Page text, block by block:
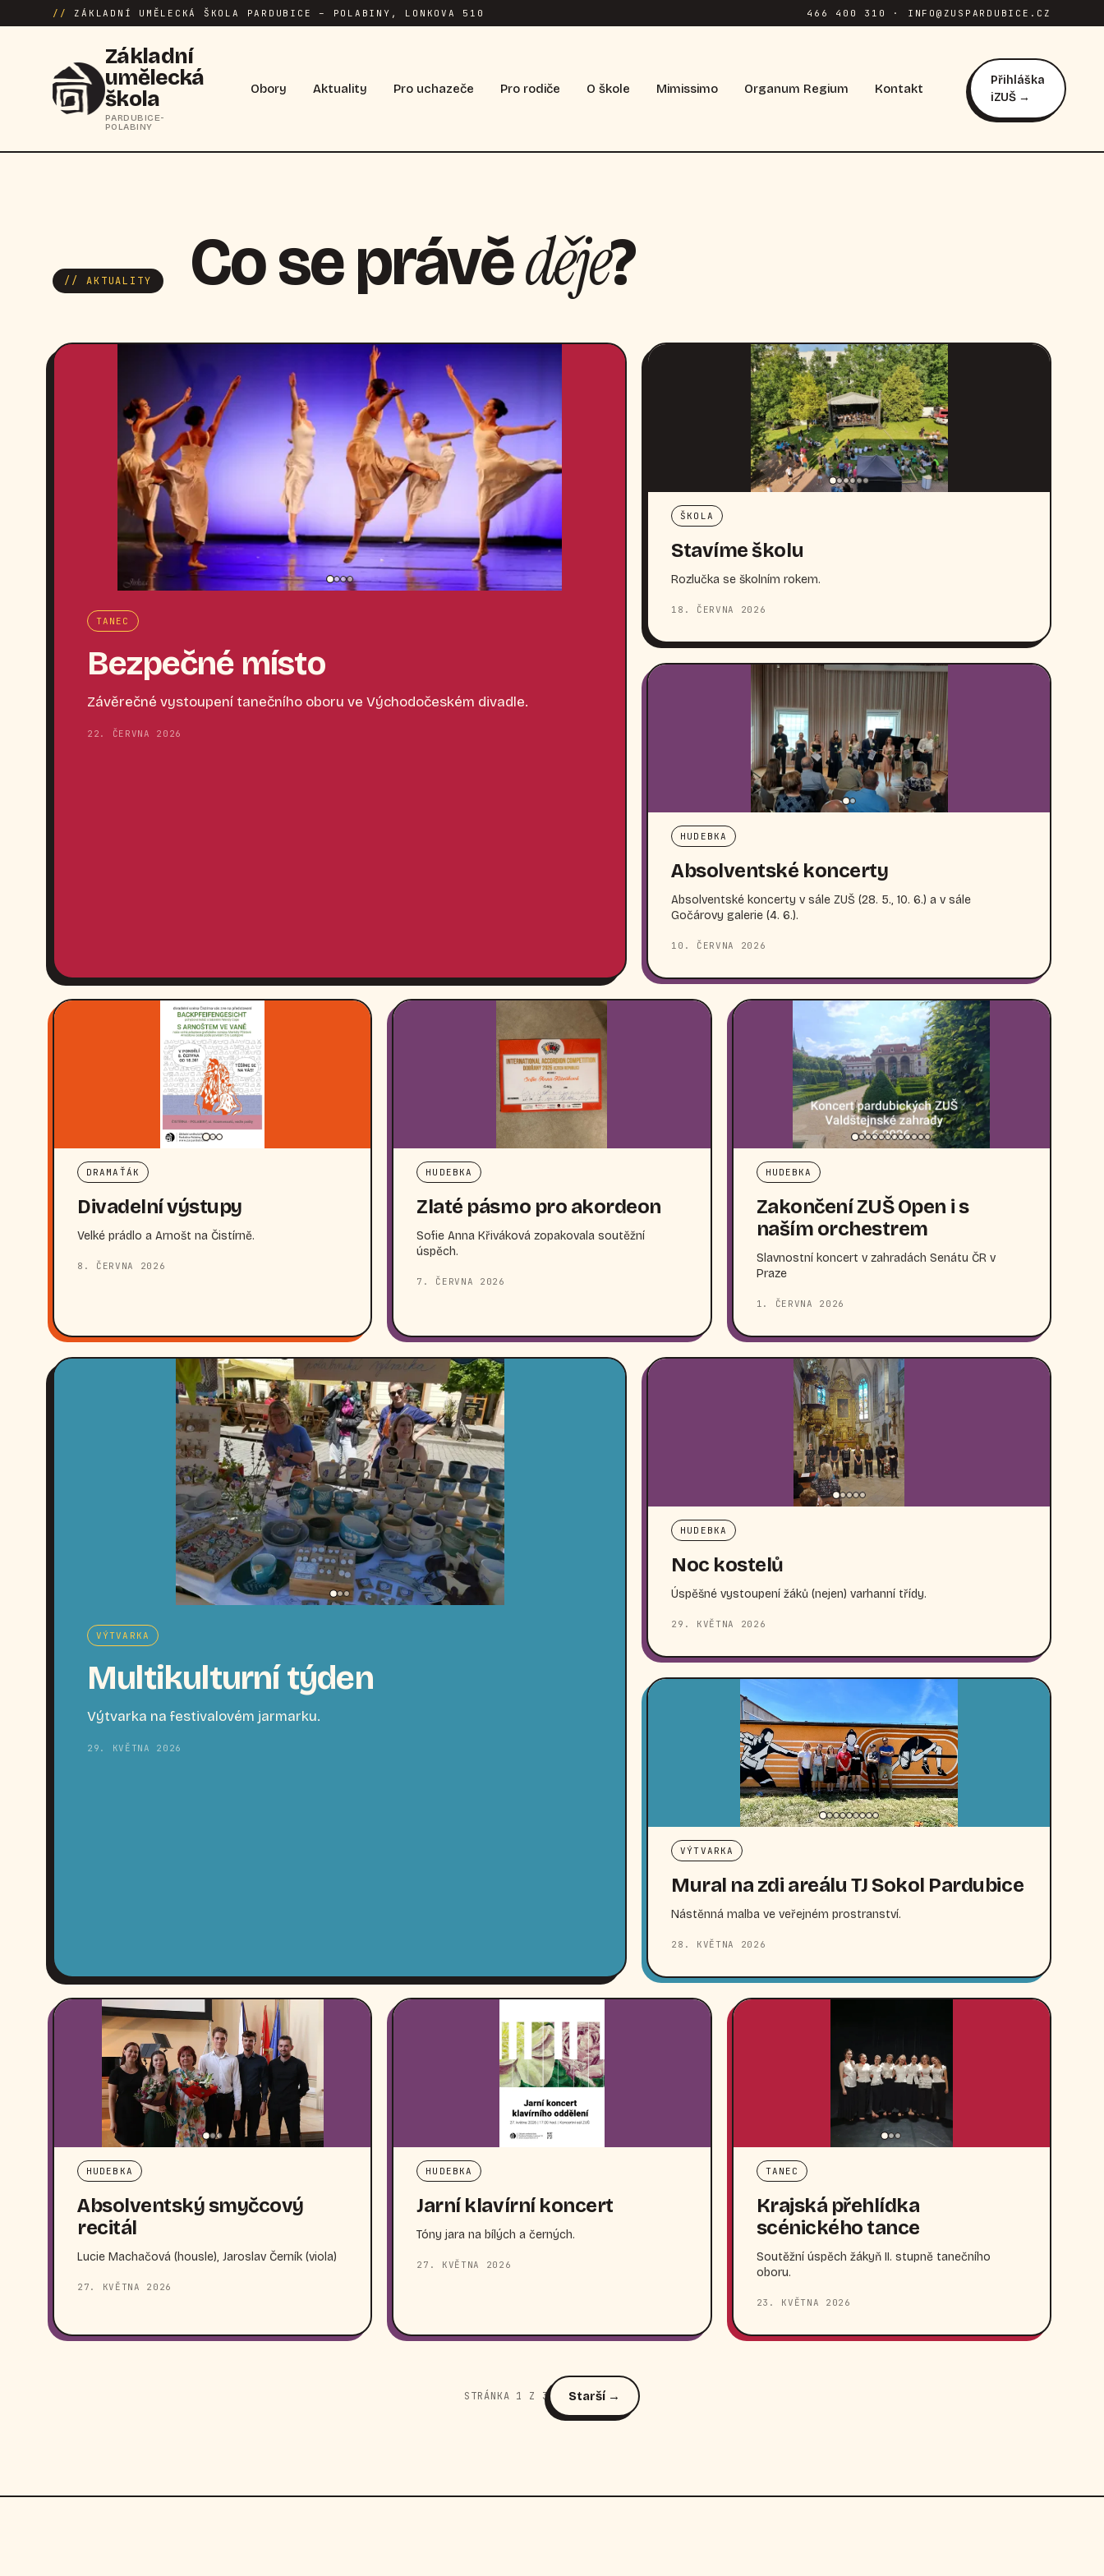
// ZÁKLADNÍ UMĚLECKÁ ŠKOLA PARDUBICE – POLABINY, LONKOVA 510 466 400 310 · INFO@ZUSPARDUBICE.CZ
Základní
umělecká
škola
PARDUBICE-
POLABINY
Obory Aktuality Pro uchazeče Pro rodiče O škole Mimissimo Organum Regium Kontakt
Přihláška
iZUŠ →
// AKTUALITY Co se právěděje?
TANEC
Bezpečné místo
Závěrečné vystoupení tanečního oboru ve Východočeském divadle.
22. ČERVNA 2026
ŠKOLA
Stavíme školu
Rozlučka se školním rokem.
18. ČERVNA 2026
HUDEBKA
Absolventské koncerty
Absolventské koncerty v sále ZUŠ (28. 5., 10. 6.) a v sále
Gočárovy galerie (4. 6.).
10. ČERVNA 2026
DRAMAŤÁK
Divadelní výstupy
Velké prádlo a Arnošt na Čistírně.
8. ČERVNA 2026
HUDEBKA
Zlaté pásmo pro akordeon
Sofie Anna Křiváková zopakovala soutěžní
úspěch.
7. ČERVNA 2026
HUDEBKA
Zakončení ZUŠ Open i s
naším orchestrem
Slavnostní koncert v zahradách Senátu ČR v
Praze
1. ČERVNA 2026
VÝTVARKA
Multikulturní týden
Výtvarka na festivalovém jarmarku.
29. KVĚTNA 2026
HUDEBKA
Noc kostelů
Úspěšné vystoupení žáků (nejen) varhanní třídy.
29. KVĚTNA 2026
VÝTVARKA
Mural na zdi areálu TJ Sokol Pardubice
Nástěnná malba ve veřejném prostranství.
28. KVĚTNA 2026
HUDEBKA
Absolventský smyčcový
recitál
Lucie Machačová (housle), Jaroslav Černík (viola)
27. KVĚTNA 2026
HUDEBKA
Jarní klavírní koncert
Tóny jara na bílých a černých.
27. KVĚTNA 2026
TANEC
Krajská přehlídka
scénického tance
Soutěžní úspěch žákyň II. stupně tanečního
oboru.
23. KVĚTNA 2026
STRÁNKA 1 Z 3 Starší →